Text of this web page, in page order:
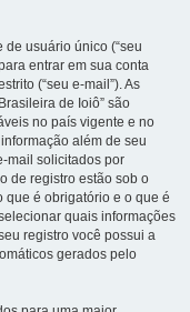
usuário único (“seu
entrar em sua conta
(“seu e-mail”). As
de Ioiô” são
no país vigente e no
além de seu
mail solicitados por
de registro estão sob o
que é obrigatório e o que é
quais informações
registro você possui a
gerados pelo